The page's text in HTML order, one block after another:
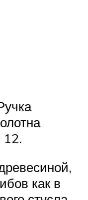
12.
как в